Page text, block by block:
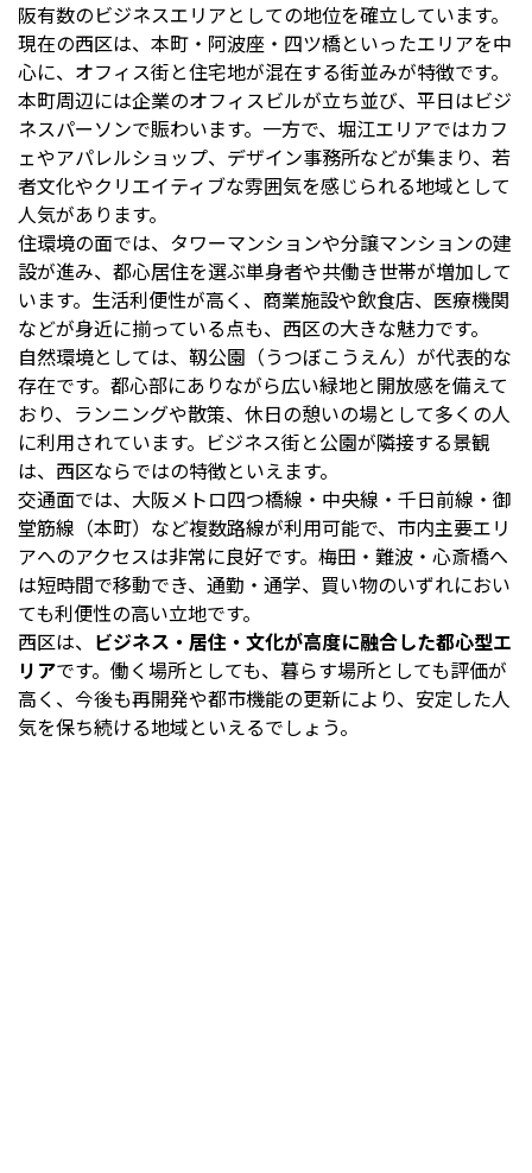
阪有数のビジネスエリアとしての地位を確立しています。
現在の西区は、本町・阿波座・四ツ橋といったエリアを中
心に、オフィス街と住宅地が混在する街並みが特徴です。
本町周辺には企業のオフィスビルが立ち並び、平日はビジ
ネスパーソンで賑わいます。一方で、堀江エリアではカフ
ェやアパレルショップ、デザイン事務所などが集まり、若
者文化やクリエイティブな雰囲気を感じられる地域として
人気があります。
住環境の面では、タワーマンションや分譲マンションの建
設が進み、都心居住を選ぶ単身者や共働き世帯が増加して
います。生活利便性が高く、商業施設や飲食店、医療機関
などが身近に揃っている点も、西区の大きな魅力です。
自然環境としては、靱公園（うつぼこうえん）が代表的な
存在です。都心部にありながら広い緑地と開放感を備えて
おり、ランニングや散策、休日の憩いの場として多くの人
に利用されています。ビジネス街と公園が隣接する景観
は、西区ならではの特徴といえます。
交通面では、大阪メトロ四つ橋線・中央線・千日前線・御
堂筋線（本町）など複数路線が利用可能で、市内主要エリ
アへのアクセスは非常に良好です。梅田・難波・心斎橋へ
は短時間で移動でき、通勤・通学、買い物のいずれにおい
ても利便性の高い立地です。
西区は、
ビジネス・居住・文化が高度に融合した都心型エ
リアです。働く場所としても、暮らす場所としても評価が
高く、今後も再開発や都市機能の更新により、安定した人
気を保ち続ける地域といえるでしょう。